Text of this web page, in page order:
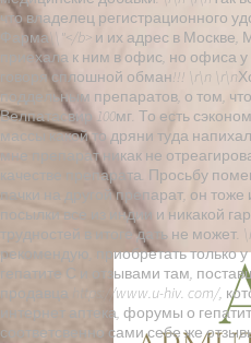
что владелец регистрационного
Фарма\\"</b> и их адрес в Москве,
приехала к ним в офис, но офиса
говоря сплошной обман!!! \r\n
поддельным препаратов, о том,
Велпатасвир 100мг. То есть
массы какой то дряни туда
мне препарат никак не
качестве препарата. Просьбу
пачки на другой препарат, он
посылки все из индии и никакой
трудностей в итоге дать не
рекомендую, приобретать
гепатите С и отзывами там,
продавца https://www.u-hiv. com/,
интернет аптека, форумы о
соответсвенно сами себе же